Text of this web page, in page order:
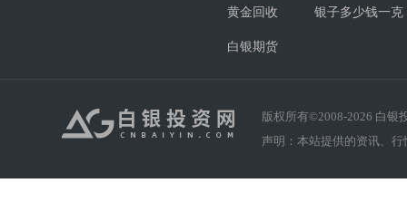
黄金回收 银子多少钱一克
白银期货
版权所有©2008-2026 白银
声明：本站提供的资讯、